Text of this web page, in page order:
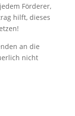
Förderer,
hilft, dieses
an die
nicht